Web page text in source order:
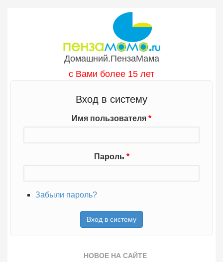
Домашний.ПензаМама
с Вами более 15 лет
Вход в систему
Имя пользователя *
Пароль *
Забыли пароль?
НОВОЕ НА САЙТЕ